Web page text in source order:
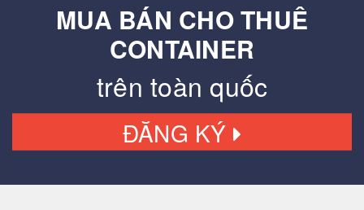
MUA BÁN CHO THUÊ
CONTAINER
trên toàn quốc
ĐĂNG KÝ